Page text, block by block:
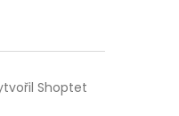
Shoptet